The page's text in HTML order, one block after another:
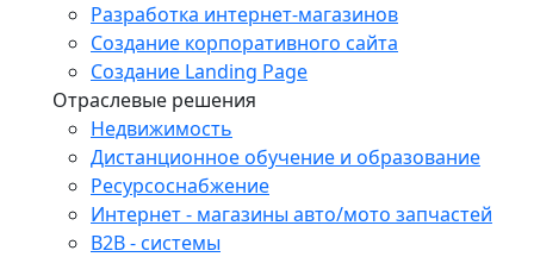
Разработка интернет-магазинов
Создание корпоративного сайта
Создание Landing Page
Отраслевые решения
Недвижимость
Дистанционное обучение и образование
Ресурсоснабжение
Интернет - магазины авто/мото запчастей
B2B - системы